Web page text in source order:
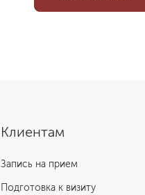
Клиентам
Запись на прием
Подготовка к визиту